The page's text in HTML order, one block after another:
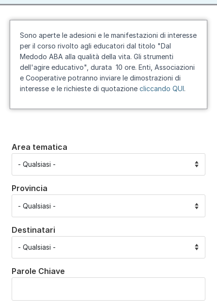
Sono aperte le adesioni e le manifestazioni di interesse
per il corso rivolto agli educatori dal titolo "Dal
Medodo ABA alla qualità della vita. Gli strumenti
dell'agire educativo", durata 10 ore. Enti, Associazioni
e Cooperative potranno inviare le dimostrazioni di
interesse e le richieste di quotazione cliccando QUI.
Area tematica
Provincia
Destinatari
Parole Chiave